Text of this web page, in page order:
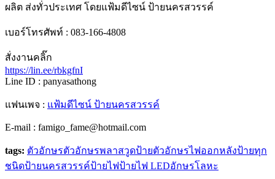
ผลิต ส่งทั่วประเทศ โดยแฟ้มดีไซน์ ป้ายนครสวรรค์
เบอร์โทรศัพท์ : 083-166-4808
สั่งงานคลิ๊ก
https://lin.ee/rbkgfnI
Line ID : panyasathong
แฟนเพจ : แฟ้มดีไซน์ ป้ายนครสวรรค์
E-mail : famigo_fame@hotmail.com
tags: ตัวอักษรตัวอักษรพลาสวูดป้ายตัวอักษรไฟออกหลังป้ายทุก
ชนิดป้ายนครสวรรค์ป้ายไฟป้ายไฟ LEDอักษรโลหะ